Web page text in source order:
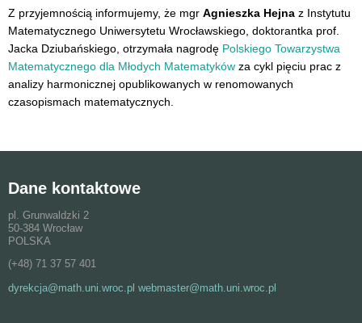
Z przyjemnością informujemy, że mgr Agnieszka Hejna z Instytutu
Matematycznego Uniwersytetu Wrocławskiego, doktorantka prof.
Jacka Dziubańskiego, otrzymała nagrodę Polskiego Towarzystwa
Matematycznego dla Młodych Matematyków za cykl pięciu prac z
analizy harmonicznej opublikowanych w renomowanych
czasopismach matematycznych.
Dane kontaktowe
pl. Grunwaldzki 2
50-384 Wrocław
POLSKA
(+48) 71 37 57 401
dyrekcja@math.uni.wroc.pl webmaster@math.uni.wroc.pl